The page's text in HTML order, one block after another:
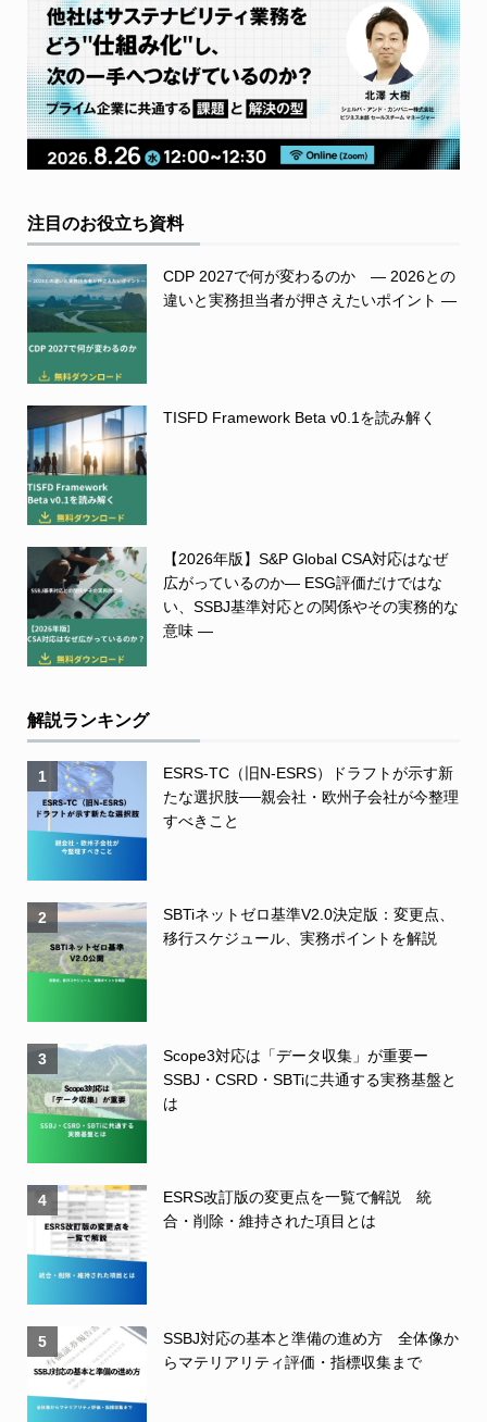
注目のお役立ち資料
CDP 2027で何が変わるのか ― 2026との
違いと実務担当者が押さえたいポイント ―
TISFD Framework Beta v0.1を読み解く
【2026年版】S&P Global CSA対応はなぜ
広がっているのか― ESG評価だけではな
い、SSBJ基準対応との関係やその実務的な
意味 ―
解説ランキング
1
ESRS-TC（旧N-ESRS）ドラフトが示す新
たな選択肢──親会社・欧州子会社が今整理
すべきこと
2
SBTiネットゼロ基準V2.0決定版：変更点、
移行スケジュール、実務ポイントを解説
3
Scope3対応は「データ収集」が重要ー
SSBJ・CSRD・SBTiに共通する実務基盤と
は
4
ESRS改訂版の変更点を一覧で解説 統
合・削除・維持された項目とは
5
SSBJ対応の基本と準備の進め方 全体像か
らマテリアリティ評価・指標収集まで